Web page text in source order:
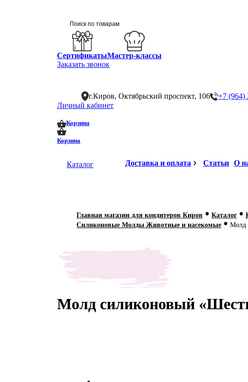
СертификатыМастер-классы
Заказать звонок
г.Киров, Октябрьский проспект, 106 +7 (964)
Личный кабинет
Корзина
Корзина
Каталог Доставка и оплата Статьи О
Главная магазин для кондитеров Киров • Каталог •
Силиконовые Молды Животные и насекомые • Молд
Молд силиконовый